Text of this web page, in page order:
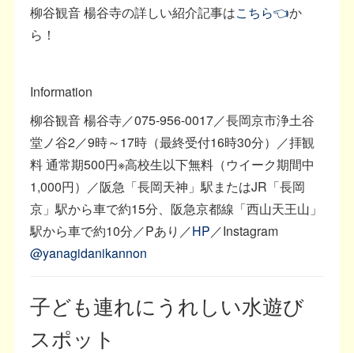
柳谷観音 楊谷寺の詳しい紹介記事はこちら👈か
ら！
Information
柳谷観音 楊谷寺／075-956-0017／長岡京市浄土谷
堂ノ谷2／9時～17時（最終受付16時30分）／拝観
料 通常期500円※高校生以下無料（ウイーク期間中
1,000円）／阪急「長岡天神」駅またはJR「長岡
京」駅から車で約15分、阪急京都線「西山天王山」
駅から車で約10分／Pあり／HP ／Instagram
@yanagidanikannon
子ども連れにうれしい水遊び
スポット